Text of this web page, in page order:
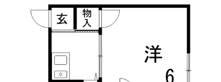
保証人不要
リノベーション物件